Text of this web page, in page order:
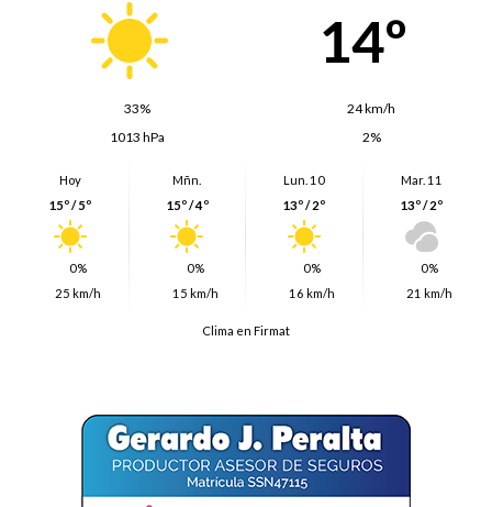
14º
33%
24 km/h
1013 hPa
2%
Hoy
15º / 5º
0%
25 km/h
Mñn.
15º / 4º
0%
15 km/h
Lun. 10
13º / 2º
0%
16 km/h
Mar. 11
13º / 2º
0%
21 km/h
Clima en Firmat